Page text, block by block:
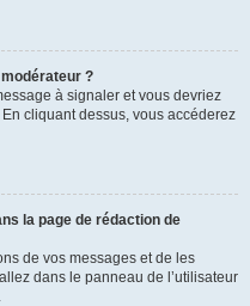
?
à signaler et vous devriez
cliquant dessus, vous accéderez
la page de rédaction de
de vos messages et de les
dans le panneau de l’utilisateur